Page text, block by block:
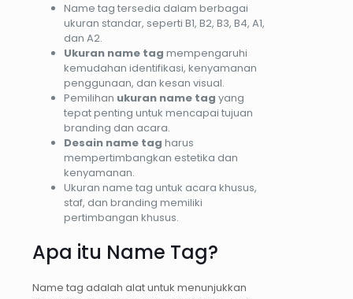
Name tag tersedia dalam berbagai
ukuran standar, seperti B1, B2, B3, B4, A1,
dan A2.
Ukuran name tag mempengaruhi
kemudahan identifikasi, kenyamanan
penggunaan, dan kesan visual.
Pemilihan ukuran name tag yang
tepat penting untuk mencapai tujuan
branding dan acara.
Desain name tag harus
mempertimbangkan estetika dan
kenyamanan.
Ukuran name tag untuk acara khusus,
staf, dan branding memiliki
pertimbangan khusus.
Apa itu Name Tag?
Name tag adalah alat untuk menunjukkan